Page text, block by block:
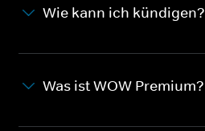
Wie kann ich kündigen?
Was ist WOW Premium?